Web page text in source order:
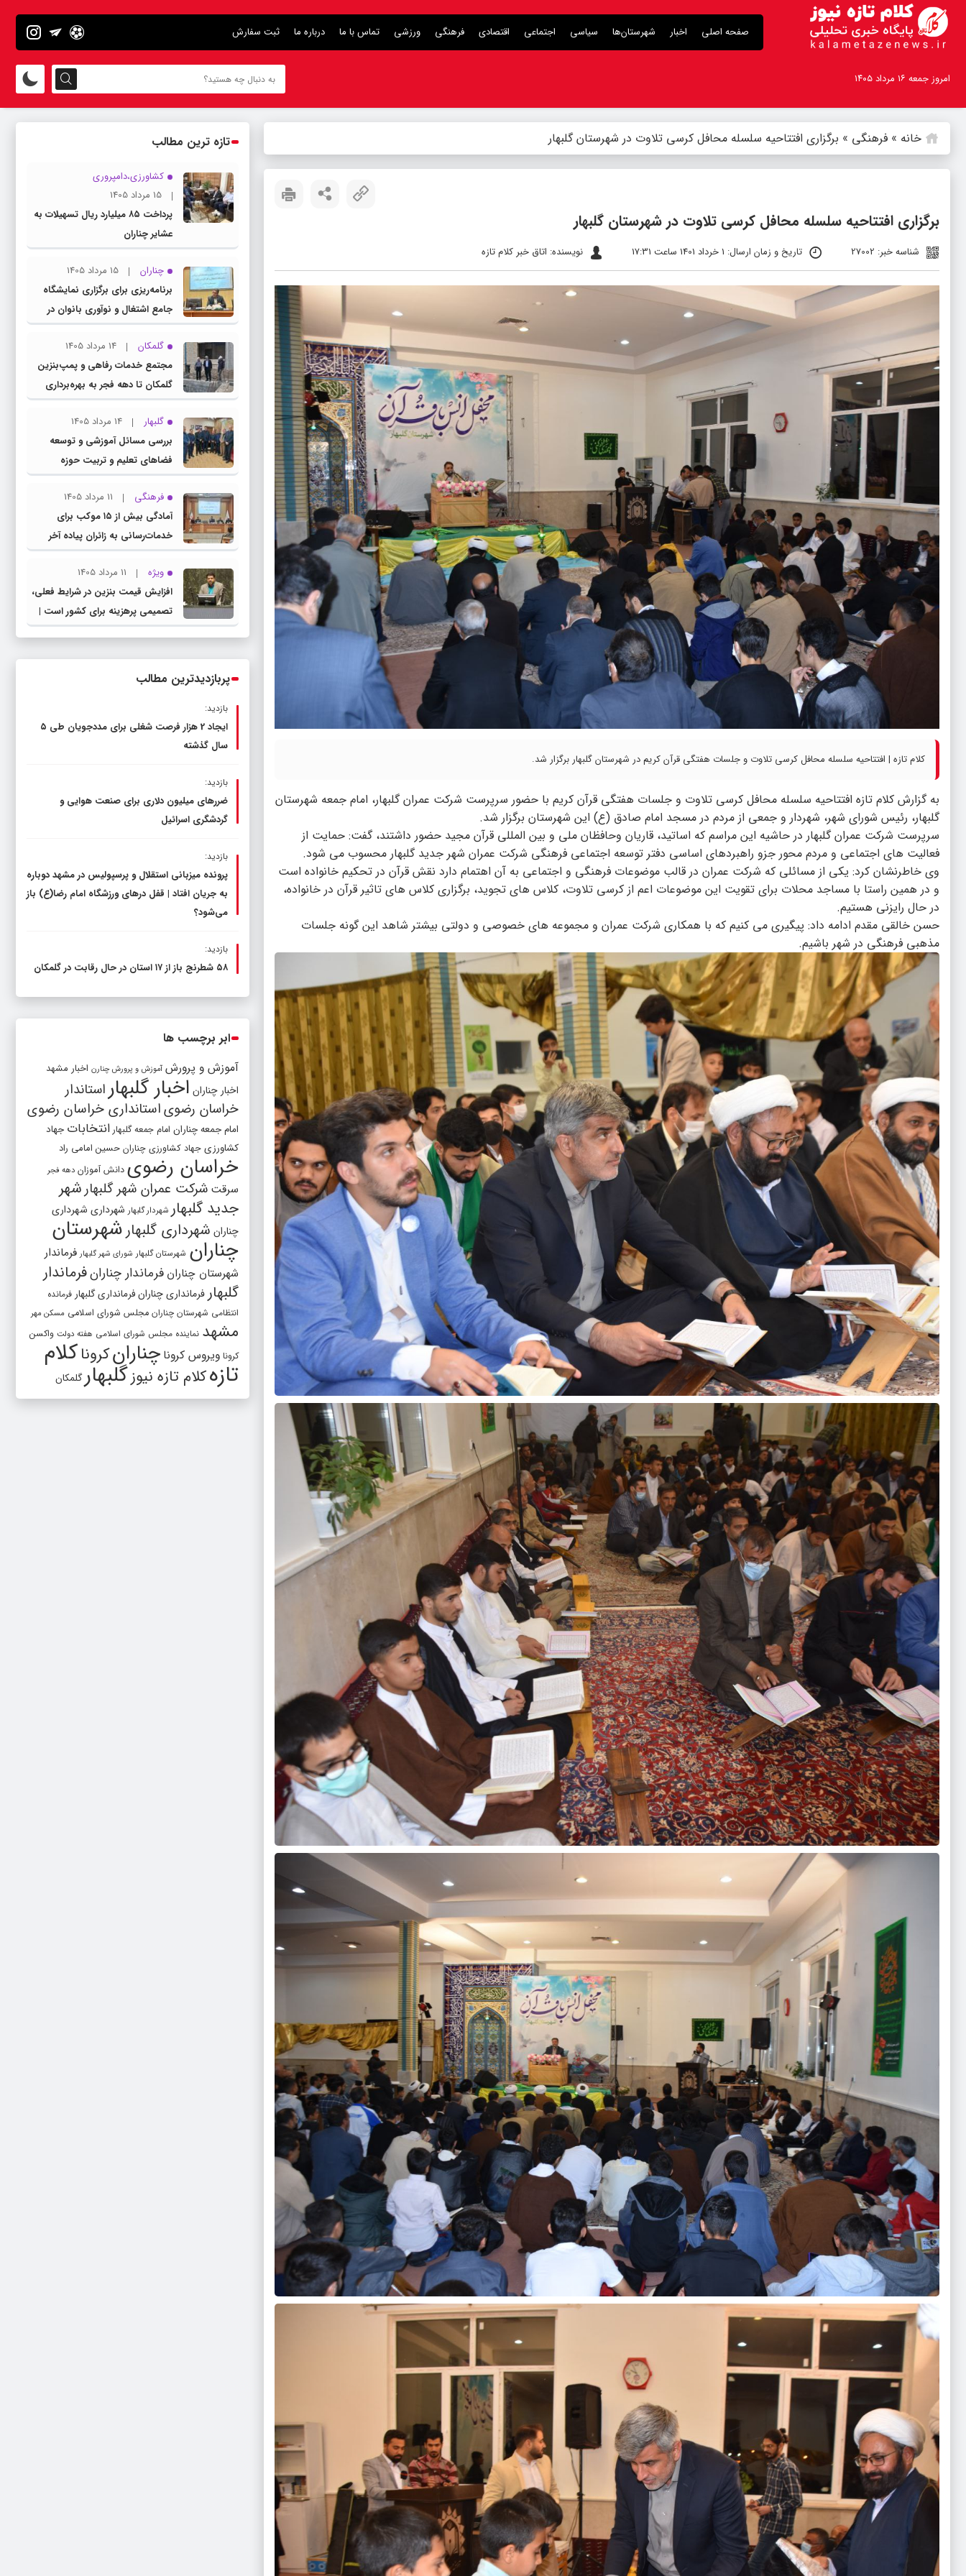
صفحه اصلی اخبار شهرستان‌ها سیاسی اجتماعی اقتصادی فرهنگی ورزشی تماس با ما درباره ما ثبت سفارش
امروز جمعه ۱۶ مرداد ۱۴۰۵
خانه » فرهنگی » برگزاری افتتاحیه سلسله محافل کرسی تلاوت در شهرستان گلبهار
برگزاری افتتاحیه سلسله محافل کرسی تلاوت در شهرستان گلبهار
شناسه خبر: 27002 تاریخ و زمان ارسال: 1 خرداد 1401 ساعت 17:31 نویسنده: اتاق خبر کلام تازه
کلام تازه | افتتاحیه سلسله محافل کرسی تلاوت و جلسات هفتگی قرآن کریم در شهرستان گلبهار برگزار شد.
به گزارش کلام تازه افتتاحیه سلسله محافل کرسی تلاوت و جلسات هفتگی قرآن کریم با حضور سرپرست شرکت عمران گلبهار، امام جمعه شهرستان
گلبهار، رئیس شورای شهر، شهردار و جمعی از مردم در مسجد امام صادق (ع) این شهرستان برگزار شد.
سرپرست شرکت عمران گلبهار در حاشیه این مراسم که اساتید، قاریان وحافظان ملی و بین المللی قرآن مجید حضور داشتند، گفت: حمایت از
فعالیت های اجتماعی و مردم محور جزو راهبردهای اساسی دفتر توسعه اجتماعی فرهنگی شرکت عمران شهر جدید گلبهار محسوب می شود.
وی خاطرنشان کرد: یکی از مسائلی که شرکت عمران در قالب موضوعات فرهنگی و اجتماعی به آن اهتمام دارد نقش قرآن در تحکیم خانواده است
و در همین راستا با مساجد محلات برای تقویت این موضوعات اعم از کرسی تلاوت، کلاس های تجوید، برگزاری کلاس های تاثیر قرآن در خانواده،
در حال رایزنی هستیم.
حسن خالقی مقدم ادامه داد: پیگیری می کنیم که با همکاری شرکت عمران و مجموعه های خصوصی و دولتی بیشتر شاهد این گونه جلسات
مذهبی فرهنگی در شهر باشیم.
تازه ترین مطالب
کشاورزی،دامپروری
15 مرداد 1405
پرداخت ۸۵ میلیارد ریال تسهیلات به
عشایر چناران
چناران
15 مرداد 1405
برنامه‌ریزی برای برگزاری نمایشگاه
جامع اشتغال و نوآوری بانوان در
چناران
گلمکان
14 مرداد 1405
مجتمع خدمات رفاهی و پمپ‌بنزین
گلمکان تا دهه فجر به بهره‌برداری
می‌رسد
گلبهار
14 مرداد 1405
بررسی مسائل آموزشی و توسعه
فضاهای تعلیم و تربیت حوزه
انتخابیه در نشست مشترک عضو
کمیسیون آموزش مجلس با مدیرکل
آموزش و پرورش خراسان رضوی
فرهنگی
11 مرداد 1405
آمادگی بیش از ۱۵ موکب برای
خدمات‌رسانی به زائران پیاده آخر
صفر در شهرستان چناران
ویژه
11 مرداد 1405
افزایش قیمت بنزین در شرایط فعلی،
تصمیمی پرهزینه برای کشور است |
دولت، قاچاق سوخت و عوامل اصلی
پربازدیدترین مطالب
بازدید:
ایجاد 2 هزار فرصت شغلی برای مددجویان طی ۵
سال گذشته
بازدید:
ضررهای میلیون دلاری برای صنعت هوایی و
گردشگری اسرائیل
بازدید:
پرونده میزبانی استقلال و پرسپولیس در مشهد دوباره
به جریان افتاد | قفل در‌های ورزشگاه امام رضا(ع) باز
می‌شود؟
بازدید:
۵۸ شطرنج‌ باز از ۱۷ استان در حال رقابت در گلمکان
ابر برچسب ها
آموزش و پرورش آموزش و پرورش چنارن اخبار مشهد
اخبار چناران اخبار گلبهار استاندار
خراسان رضویاستانداری خراسان رضوی
امام جمعه چناران امام جمعه گلبهار انتخابات جهاد
کشاورزی جهاد کشاورزی چناران حسین امامی راد
خراسان رضوی دانش آموزان دهه فجر
سرقت شرکت عمران شهر گلبهارشهر
جدید گلبهار شهردار گلبهار شهرداری شهرداری
چناران شهرداری گلبهار شهرستان
چناران شهرستان گلبهار شورای شهر گلبهار فرماندار
شهرستان چناران فرماندار چنارانفرماندار
گلبهار فرمانداری چنارانفرمانداری گلبهار فرمانده
انتظامی شهرستان چناران مجلس شورای اسلامی مسکن مهر
مشهد نماینده مجلس شورای اسلامی هفته دولت واکسن
کرونا ویروس کرونا چنارانکروناکلام
تازهکلام تازه نیوزگلبهارگلمکان